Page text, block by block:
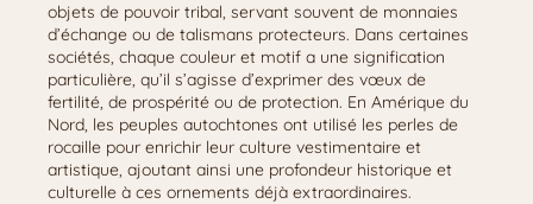
objets de pouvoir tribal, servant souvent de monnaies
d’échange ou de talismans protecteurs. Dans certaines
sociétés, chaque couleur et motif a une signification
particulière, qu’il s’agisse d’exprimer des vœux de
fertilité, de prospérité ou de protection. En Amérique du
Nord, les peuples autochtones ont utilisé les perles de
rocaille pour enrichir leur culture vestimentaire et
artistique, ajoutant ainsi une profondeur historique et
culturelle à ces ornements déjà extraordinaires.